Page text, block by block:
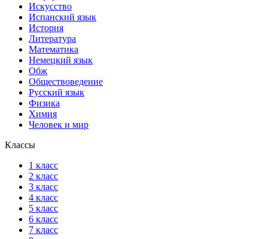
Искусство
Испанский язык
История
Литература
Математика
Немецкий язык
Обж
Обществоведение
Русский язык
Физика
Химия
Человек и мир
Классы
1 класс
2 класс
3 класс
4 класс
5 класс
6 класс
7 класс